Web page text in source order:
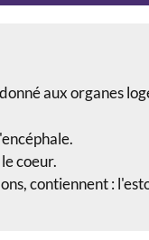
aux organes
coeur.
contiennent :